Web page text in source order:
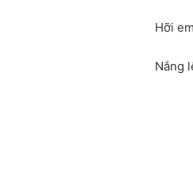
Hỡi
Nắng